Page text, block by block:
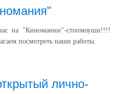
на "Киномании"-стопмоушн!!!!
посмотреть наши работы.
лично-